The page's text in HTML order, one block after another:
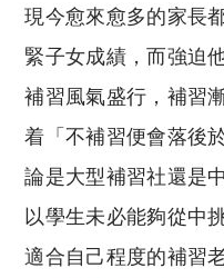
現今愈來愈多的家長
緊子女成績，而強迫
補習風氣盛行，補習
着「不補習便會落後
論是大型補習社還是
以學生未必能夠從中
適合自己程度的補習